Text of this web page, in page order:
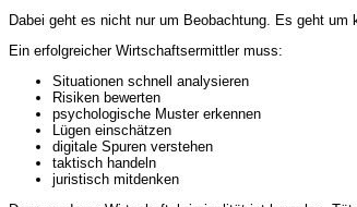
Dabei geht es nicht nur um Beobachtung. Es geht um
Ein erfolgreicher Wirtschaftsermittler muss:
Situationen schnell analysieren
Risiken bewerten
psychologische Muster erkennen
Lügen einschätzen
digitale Spuren verstehen
taktisch handeln
juristisch mitdenken